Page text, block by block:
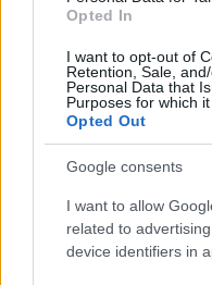
Opted In
I want to opt-out of
Retention, Sale,
Personal Data that
Purposes for which it
Opted Out
Google consents
I want to allow
related to
device identifiers in
Hány centi Balogh
És miért remélték,